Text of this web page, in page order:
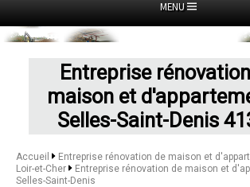
MENU
Entreprise
maison et
Selles-Saint-Denis
Accueil
Entreprise rénovation de maison et
Loir-et-Cher
Entreprise rénovation de maison et
Selles-Saint-Denis